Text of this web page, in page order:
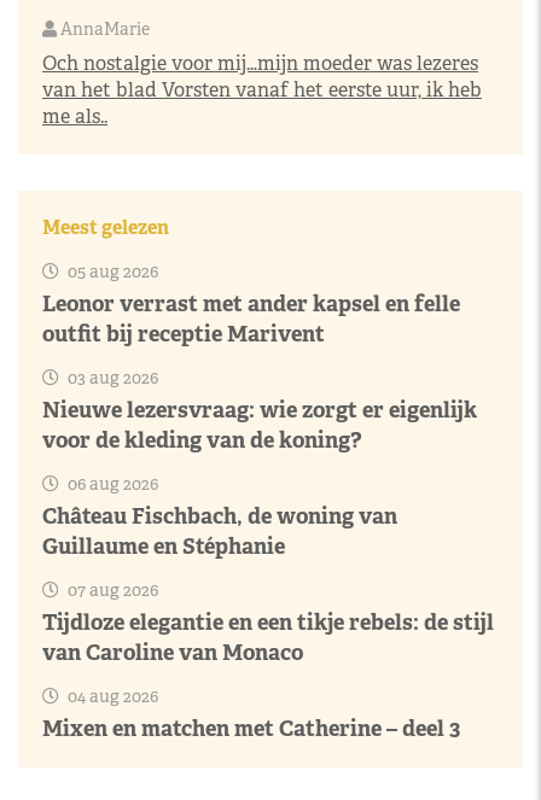
AnnaMarie
Och nostalgie voor mij…mijn moeder was lezeres
van het blad Vorsten vanaf het eerste uur, ik heb
me als..
Meest gelezen
05 aug 2026
Leonor verrast met ander kapsel en felle
outfit bij receptie Marivent
03 aug 2026
Nieuwe lezersvraag: wie zorgt er eigenlijk
voor de kleding van de koning?
06 aug 2026
Château Fischbach, de woning van
Guillaume en Stéphanie
07 aug 2026
Tijdloze elegantie en een tikje rebels: de stijl
van Caroline van Monaco
04 aug 2026
Mixen en matchen met Catherine – deel 3